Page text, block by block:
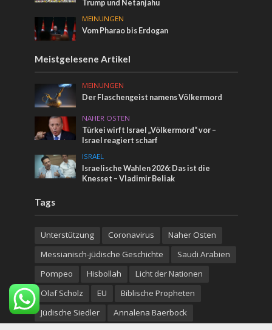
Trump und Netanjahu
MEINUNGEN
Vom Pharao bis Erdogan
Meistgelesene Artikel
MEINUNGEN
Der Flaschengeist namens Völkermord
NAHER OSTEN
Türkei wirft Israel „Völkermord“ vor –
Israel reagiert scharf
ISRAEL
Israelische Wahlen 2026: Das ist die
Knesset – Vladimir Beliak
Tags
Unterstützung Coronavirus
Naher Osten
Messianisch-jüdische Geschichte
Saudi Arabien
Pompeo
Hisbollah
Licht der Nationen
Olaf Scholz
EU
Biblische Propheten
Jüdische Siedler
Annalena Baerbock